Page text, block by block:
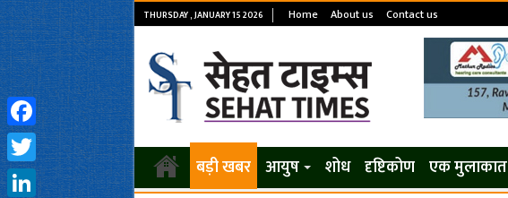
THURSDAY , JANUARY 15 2026 Home About us Contact us
बड़ी खबर आयुष शोध दृष्टिकोण एक मुलाकात
Facebook
Twitter